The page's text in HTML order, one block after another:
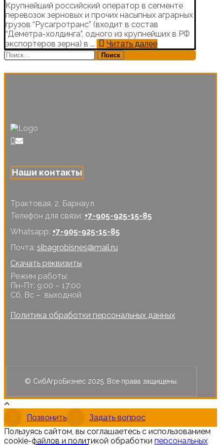
Крупнейший российский оператор в сегменте
перевозок зерновых и прочих насыпных аграрных
грузов “Русагротранс” (входит в состав
“Деметра-холдинга”, одного из крупнейших в РФ
экспортеров зерна) в ...
Читать далее
Найти:
Наши контакты
Трактовая, 2, Барнаул
Телефон для связи: +7-905-925-15-85
Whatsapp: +7-905-925-15-85
Почта: sibagrobisnes@mail.ru
Скачать реквизиты
Режим работы:
Пн-Пт: 9:00 – 17:00
Сб, Вс – выходной
Политика обработки персональных данных
© СибАгроБизнес 2025. Все права защищены.
Позвонить
Задать вопрос
Пользуясь сайтом, вы соглашаетесь с использованием
cookie-файлов и политикой обработки персональных